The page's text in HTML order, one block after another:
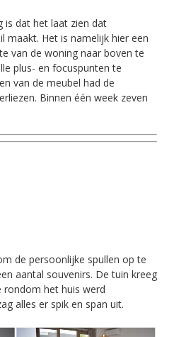
is dat het laat zien dat
maakt. Het is namelijk hier een
van de woning naar boven te
plus- en focuspunten te
van de meubel had de
Binnen één week zeven
de persoonlijke spullen op te
aantal souvenirs. De tuin kreeg
rondom het huis werd
alles er spik en span uit.